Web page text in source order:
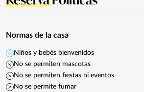
Normas de la casa
Niños y bebés bienvenidos
No se permiten mascotas
No se permiten fiestas ni eventos
No se permite fumar